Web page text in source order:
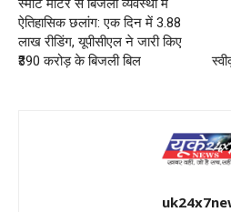
स्मार्ट मीटर से बिजली व्यवस्था में
ऐतिहासिक छलांग: एक दिन में 3.88
लाख रीडिंग, यूपीसीएल ने जारी किए
₹390 करोड़ के बिजली बिल